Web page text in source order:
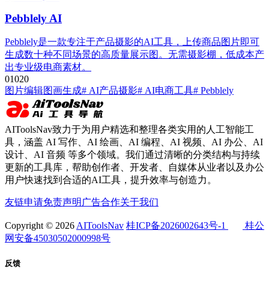
Pebblely AI
Pebblely是一款专注于产品摄影的AI工具，上传商品图片即可
生成数十种不同场景的高质量展示图。无需摄影棚，低成本产
出专业级电商素材。
01020
图片编辑图画生成# AI产品摄影# AI电商工具# Pebblely
AIToolsNav致力于为用户精选和整理各类实用的人工智能工
具，涵盖 AI 写作、AI 绘画、AI 编程、AI 视频、AI 办公、AI
设计、AI 音频 等多个领域。我们通过清晰的分类结构与持续
更新的工具库，帮助创作者、开发者、自媒体从业者以及办公
用户快速找到合适的AI工具，提升效率与创造力。
友链申请免责声明 广告合作关于我们
Copyright © 2026 AIToolsNav 桂ICP备2026002643号-1
桂公
网安备45030502000998号
反馈